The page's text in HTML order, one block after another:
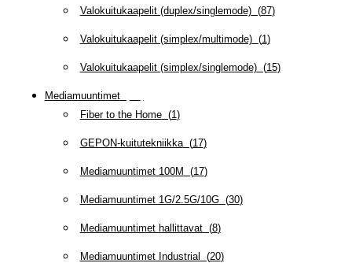
Valokuitukaapelit (duplex/singlemode)(87)
Valokuitukaapelit (simplex/multimode)(1 )
Valokuitukaapelit (simplex/singlemode)(15)
Mediamuuntimet(
Fiber to the Home(1 )
GEPON-kuitutekniikka(17)
Mediamuuntimet 100M (17)
Mediamuuntimet 1G/2.5G/10G(30)
Mediamuuntimet hallittavat(8)
Mediamuuntimet Industrial (20)